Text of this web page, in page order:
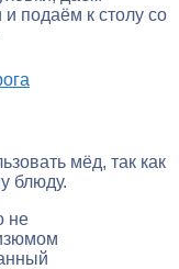
и подаём к столу со
мёд, так как
блюду.
не